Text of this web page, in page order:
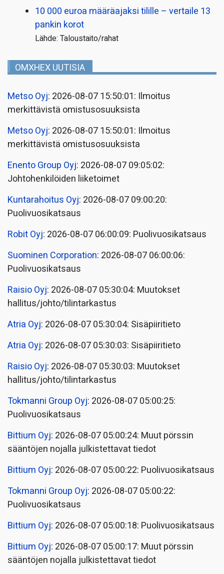
10 000 euroa määräajaksi tilille – vertaile 13
pankin korot
Lähde: Taloustaito/rahat
OMXHEX UUTISIA
Metso Oyj: 2026-08-07 15:50:01: Ilmoitus
merkittävistä omistusosuuksista
Metso Oyj: 2026-08-07 15:50:01: Ilmoitus
merkittävistä omistusosuuksista
Enento Group Oyj: 2026-08-07 09:05:02:
Johtohenkilöiden liiketoimet
Kuntarahoitus Oyj: 2026-08-07 09:00:20:
Puolivuosikatsaus
Robit Oyj: 2026-08-07 06:00:09: Puolivuosikatsaus
Suominen Corporation: 2026-08-07 06:00:06:
Puolivuosikatsaus
Raisio Oyj: 2026-08-07 05:30:04: Muutokset
hallitus/johto/tilintarkastus
Atria Oyj: 2026-08-07 05:30:04: Sisäpiiritieto
Atria Oyj: 2026-08-07 05:30:03: Sisäpiiritieto
Raisio Oyj: 2026-08-07 05:30:03: Muutokset
hallitus/johto/tilintarkastus
Tokmanni Group Oyj: 2026-08-07 05:00:25:
Puolivuosikatsaus
Bittium Oyj: 2026-08-07 05:00:24: Muut pörssin
sääntöjen nojalla julkistettavat tiedot
Bittium Oyj: 2026-08-07 05:00:22: Puolivuosikatsaus
Tokmanni Group Oyj: 2026-08-07 05:00:22:
Puolivuosikatsaus
Bittium Oyj: 2026-08-07 05:00:18: Puolivuosikatsaus
Bittium Oyj: 2026-08-07 05:00:17: Muut pörssin
sääntöjen nojalla julkistettavat tiedot